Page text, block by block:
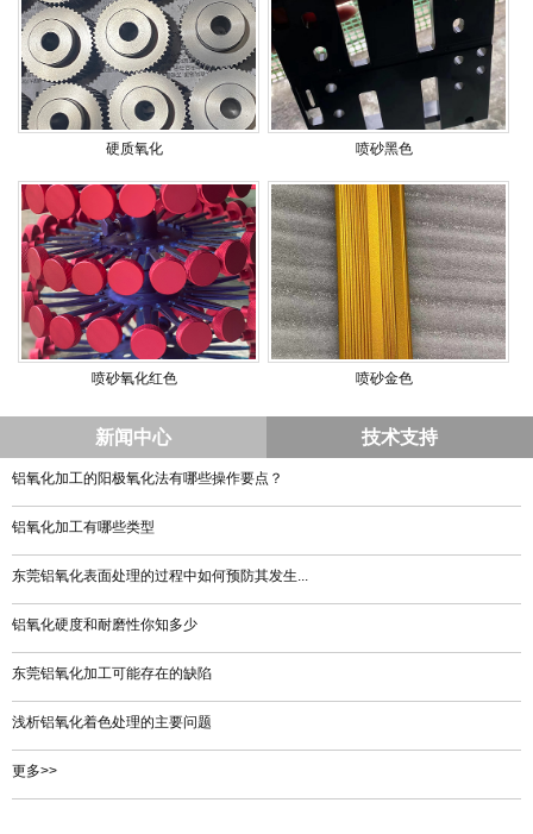
硬质氧化 喷砂黑色
喷砂氧化红色 喷砂金色
新闻中心 技术支持
铝氧化加工的阳极氧化法有哪些操作要点？
铝氧化加工有哪些类型
东莞铝氧化表面处理的过程中如何预防其发生...
铝氧化硬度和耐磨性你知多少
东莞铝氧化加工可能存在的缺陷
浅析铝氧化着色处理的主要问题
更多>>